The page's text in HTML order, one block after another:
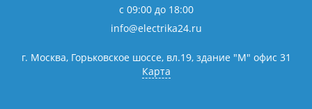
с 09:00 до 18:00
info@electrika24.ru
г. Москва, Горьковское шоссе, вл.19, здание "М" офис 31
Карта